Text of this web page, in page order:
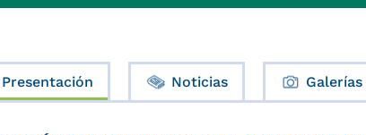
Presentación Noticias Galerías